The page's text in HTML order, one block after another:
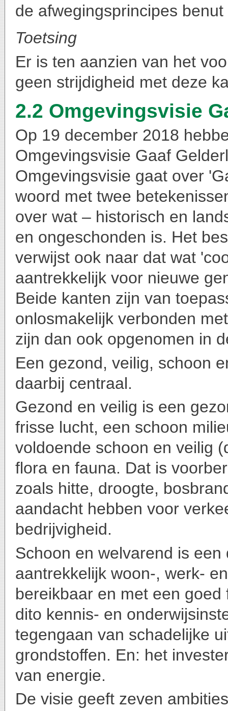
de afwegingsprincipes
Toetsing
Er is ten aanzien van het
geen strijdigheid met deze
2.2 Omgevingsvisie
Op 19 december 2018
Omgevingsvisie Gaaf
Omgevingsvisie gaat over
woord met twee
over wat – historisch en
en ongeschonden is. Het
verwijst ook naar dat wat
aantrekkelijk voor nieuwe
Beide kanten zijn van
onlosmakelijk verbonden
zijn dan ook opgenomen in
Een gezond, veilig, schoon
daarbij centraal.
Gezond en veilig is een
frisse lucht, een schoon
voldoende schoon en veilig
flora en fauna. Dat is
zoals hitte, droogte,
aandacht hebben voor
bedrijvigheid.
Schoon en welvarend is
aantrekkelijk woon-, werk-
bereikbaar en met een
dito kennis- en
tegengaan van schadelijke
grondstoffen. En: het
van energie.
De visie geeft zeven